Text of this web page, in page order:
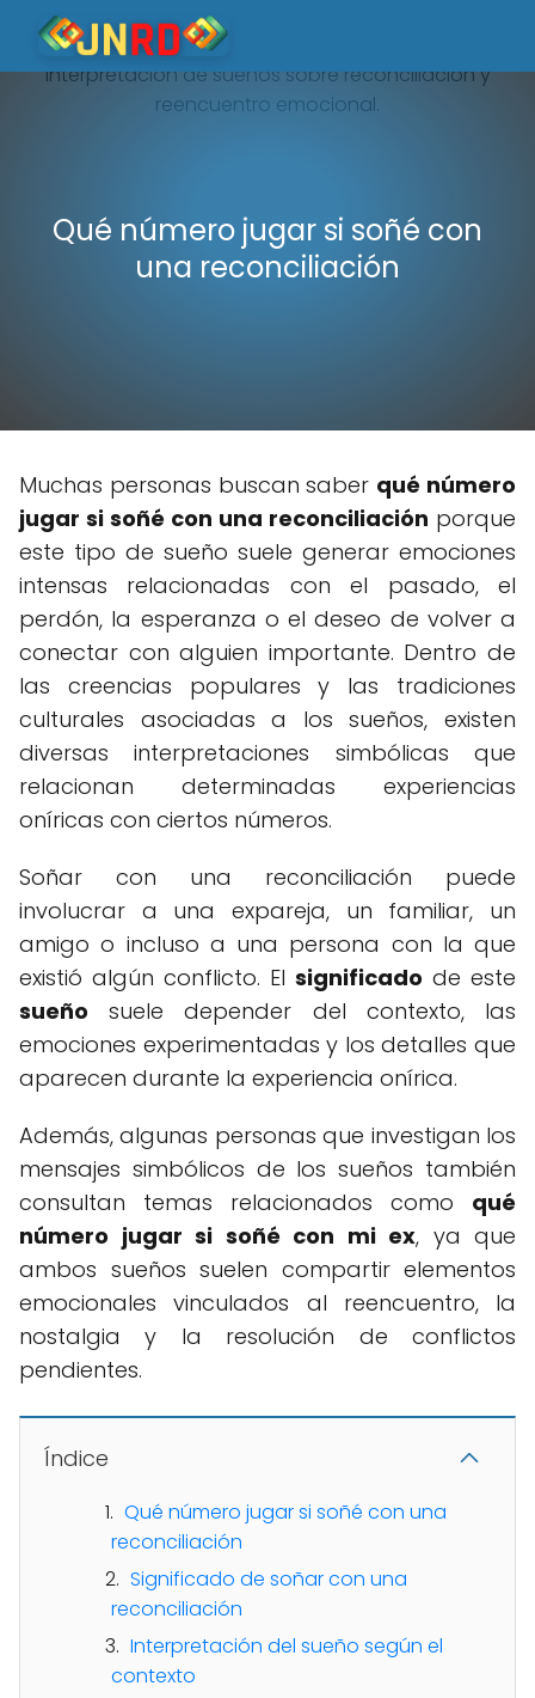
Qué número jugar si soñé con
una reconciliación
Muchas personas buscan saber qué número
jugar si soñé con una reconciliación porque
este tipo de sueño suele generar emociones
intensas relacionadas con el pasado, el
perdón, la esperanza o el deseo de volver a
conectar con alguien importante. Dentro de
las creencias populares y las tradiciones
culturales asociadas a los sueños, existen
diversas interpretaciones simbólicas que
relacionan determinadas experiencias
oníricas con ciertos números.
Soñar con una reconciliación puede
involucrar a una expareja, un familiar, un
amigo o incluso a una persona con la que
existió algún conflicto. El significado de este
sueño suele depender del contexto, las
emociones experimentadas y los detalles que
aparecen durante la experiencia onírica.
Además, algunas personas que investigan los
mensajes simbólicos de los sueños también
consultan temas relacionados como qué
número jugar si soñé con mi ex, ya que
ambos sueños suelen compartir elementos
emocionales vinculados al reencuentro, la
nostalgia y la resolución de conflictos
pendientes.
Índice
Qué número jugar si soñé con una
reconciliación
Significado de soñar con una
reconciliación
Interpretación del sueño según el
contexto